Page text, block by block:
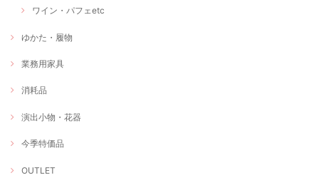
ワイン・パフェetc
ゆかた・履物
業務用家具
消耗品
演出小物・花器
今季特価品
OUTLET